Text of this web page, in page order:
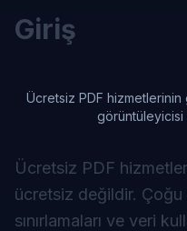
Giriş
Ücretsiz PDF
görüntüleyicisi
Ücretsiz PDF
ücretsiz değildir. Çoğu
sınırlamaları ve veri